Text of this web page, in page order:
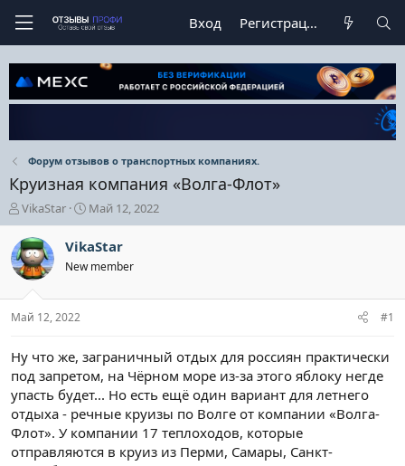
Вход Регистрация
Форум отзывов о транспортных компаниях.
Круизная компания «Волга-Флот»
А
в
т
о
р
е
м
VikaStar
Д
а
а
н
ч
а
Май 12, 2022
VikaStar
New member
Май 12, 2022 #1
Ну что же, заграничный отдых для россиян практически
под запретом, на Чёрном море из-за этого яблоку негде
упасть будет... Но есть ещё один вариант для летнего
отдыха - речные круизы по Волге от компании «Волга-
Флот». У компании 17 теплоходов, которые
отправляются в круиз из Перми, Самары, Санкт-